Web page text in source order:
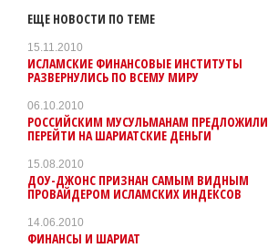
ЕЩЕ НОВОСТИ ПО ТЕМЕ
15.11.2010
ИСЛАМСКИЕ ФИНАНСОВЫЕ ИНСТИТУТЫ
РАЗВЕРНУЛИСЬ ПО ВСЕМУ МИРУ
06.10.2010
РОССИЙСКИМ МУСУЛЬМАНАМ ПРЕДЛОЖИЛИ
ПЕРЕЙТИ НА ШАРИАТСКИЕ ДЕНЬГИ
15.08.2010
ДОУ-ДЖОНС ПРИЗНАН САМЫМ ВИДНЫМ
ПРОВАЙДЕРОМ ИСЛАМСКИХ ИНДЕКСОВ
14.06.2010
ФИНАНСЫ И ШАРИАТ